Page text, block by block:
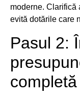
moderne. Clarifică
evită dotările care
Pasul 2:
completă